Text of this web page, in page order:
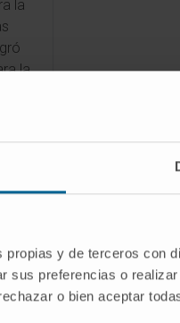
propias y de terceros con
sus preferencias o
o bien aceptar
la
la
la
en el